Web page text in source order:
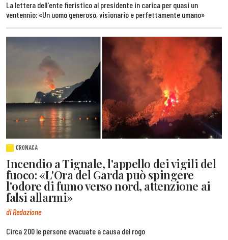
La lettera dell'ente fieristico al presidente in carica per quasi un
ventennio: «Un uomo generoso, visionario e perfettamente umano»
CRONACA
Incendio a Tignale, l'appello dei vigili del
fuoco: «L'Ora del Garda può spingere
l'odore di fumo verso nord, attenzione ai
falsi allarmi»
di Redazione
Circa 200 le persone evacuate a causa del rogo